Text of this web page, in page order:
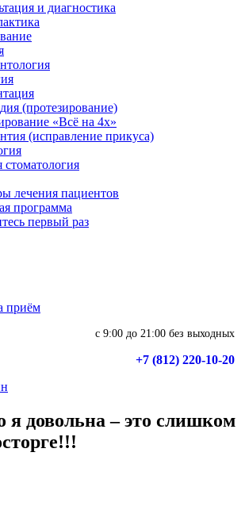
и диагностика
(протезирование)
«Всё на 4х»
(исправление прикуса)
стоматология
лечения пациентов
программа
первый раз
приём
с 9:00 до 21:00 без выходных
+7 (812) 220-10-20
я довольна – это слишком